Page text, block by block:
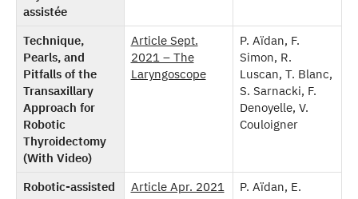
assistée
Technique,
Pearls, and
Pitfalls of the
Transaxillary
Approach for
Robotic
Thyroidectomy
(With Video)
Article Sept.
2021 – The
Laryngoscope
P. Aïdan, F.
Simon, R.
Luscan, T. Blanc,
S. Sarnacki, F.
Denoyelle, V.
Couloigner
Robotic-assisted
Article Apr. 2021
P. Aïdan, E.